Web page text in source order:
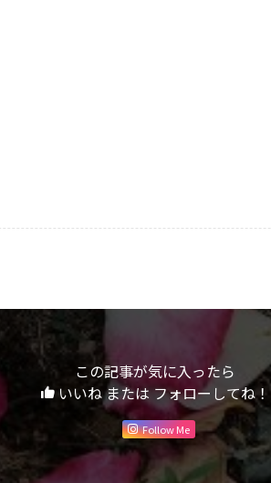
この記事が気に入ったら
いいね または フォローしてね！
Follow Me